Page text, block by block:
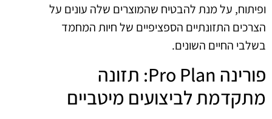
ופיתוח, על מנת להבטיח שהמוצרים שלה עונים על
הצרכים התזונתיים הספציפיים של חיות המחמד
בשלבי החיים השונים.
פורינה Pro Plan: תזונה
מתקדמת לביצועים מיטביים